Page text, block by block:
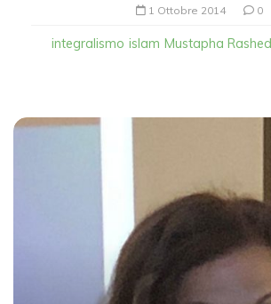
1 Ottobre 2014 0
integralismo islam Mustapha Rashed